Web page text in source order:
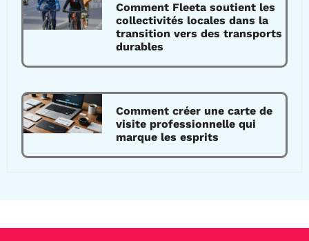
Comment Fleeta soutient les
collectivités locales dans la
transition vers des transports
durables
Comment créer une carte de
visite professionnelle qui
marque les esprits